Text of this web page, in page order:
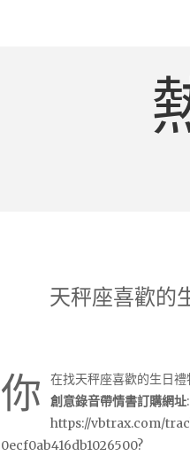
天秤座喜歡的
你
在找天秤座喜歡的生日
創意錄音帶情書訂購網址:
https://vbtrax.com/
0ecf0ab416db1026500?